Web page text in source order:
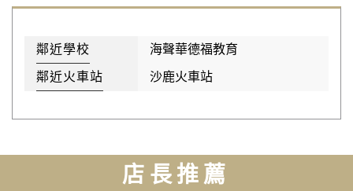
鄰近學校
海聲華德福教育
鄰近火車站
沙鹿火車站
店長推薦